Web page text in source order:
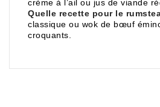
crème à l’ail ou jus de viande
Quelle recette pour le
classique ou wok de bœuf
croquants.